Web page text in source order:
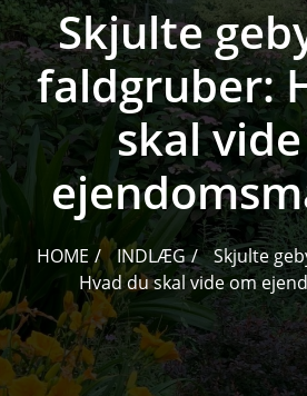
Skjulte
faldgruber:
skal
HOME INDLÆG
Skjulte
Hvad du skal vide om